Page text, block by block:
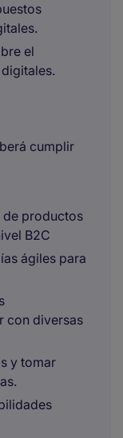
el
cumplir
de productos
B2C
ágiles para
con diversas
y tomar